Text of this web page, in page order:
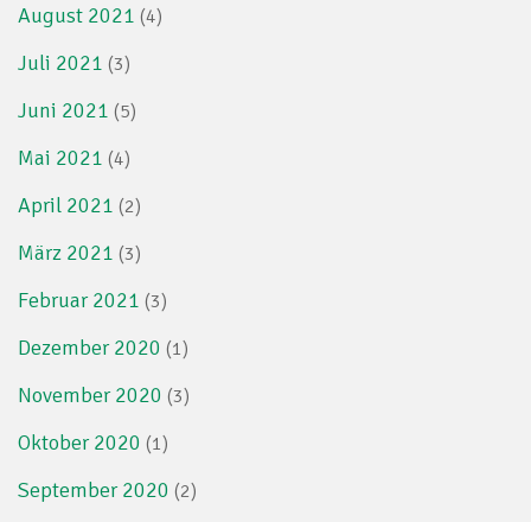
August 2021 (4)
Juli 2021 (3)
Juni 2021 (5)
Mai 2021 (4)
April 2021 (2)
März 2021 (3)
Februar 2021 (3)
Dezember 2020 (1)
November 2020 (3)
Oktober 2020 (1)
September 2020 (2)